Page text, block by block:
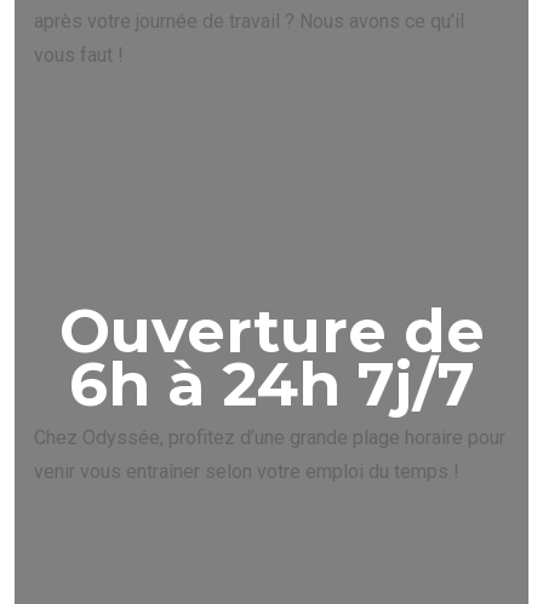
après votre journée de travail ? Nous avons ce qu’il
vous faut !
Ouverture de
6h à 24h 7j/7
Chez Odyssée, profitez d’une grande plage horaire pour
venir vous entraîner selon votre emploi du temps !